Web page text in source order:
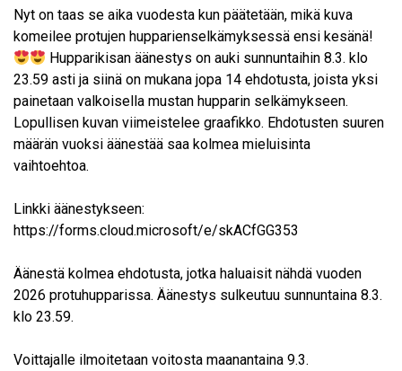
Nyt on taas se aika vuodesta kun päätetään, mikä kuva
komeilee protujen hupparienselkämyksessä ensi kesänä!
Hupparikisan äänestys on auki sunnuntaihin 8.3. klo
23.59 asti ja siinä on mukana jopa 14 ehdotusta, joista yksi
painetaan valkoisella mustan hupparin selkämykseen.
Lopullisen kuvan viimeistelee graafikko. Ehdotusten suuren
määrän vuoksi äänestää saa kolmea mieluisinta
vaihtoehtoa.
Linkki äänestykseen:
https://forms.cloud.microsoft/e/skACfGG353
Äänestä kolmea ehdotusta, jotka haluaisit nähdä vuoden
2026 protuhupparissa. Äänestys sulkeutuu sunnuntaina 8.3.
klo 23.59.
Voittajalle ilmoitetaan voitosta maanantaina 9.3.